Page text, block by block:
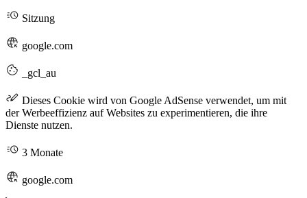
Sitzung
google.com
_gcl_au
Dieses Cookie wird von Google AdSense verwendet, um mit
der Werbeeffizienz auf Websites zu experimentieren, die ihre
Dienste nutzen.
3 Monate
google.com